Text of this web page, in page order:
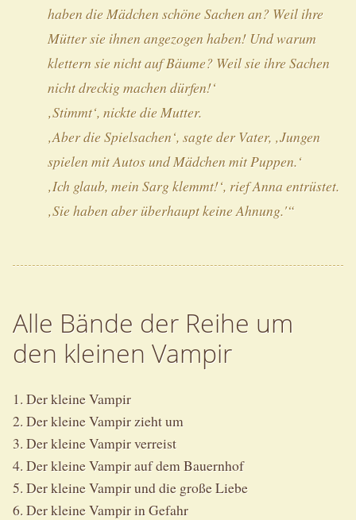
haben die Mädchen schöne Sachen an? Weil ihre
Mütter sie ihnen angezogen haben! Und warum
klettern sie nicht auf Bäume? Weil sie ihre Sachen
nicht dreckig machen dürfen!‘
‚Stimmt‘, nickte die Mutter.
‚Aber die Spielsachen‘, sagte der Vater, ‚Jungen
spielen mit Autos und Mädchen mit Puppen.‘
‚Ich glaub, mein Sarg klemmt!‘, rief Anna entrüstet.
‚Sie haben aber überhaupt keine Ahnung.'“
Alle Bände der Reihe um
den kleinen Vampir
1. Der kleine Vampir
2. Der kleine Vampir zieht um
3. Der kleine Vampir verreist
4. Der kleine Vampir auf dem Bauernhof
5. Der kleine Vampir und die große Liebe
6. Der kleine Vampir in Gefahr